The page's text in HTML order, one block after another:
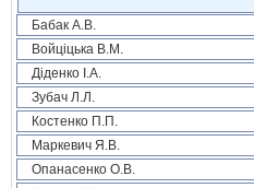
Бабак А.В.
Войціцька В.М.
Діденко І.А.
Зубач Л.Л.
Костенко П.П.
Маркевич Я.В.
Опанасенко О.В.